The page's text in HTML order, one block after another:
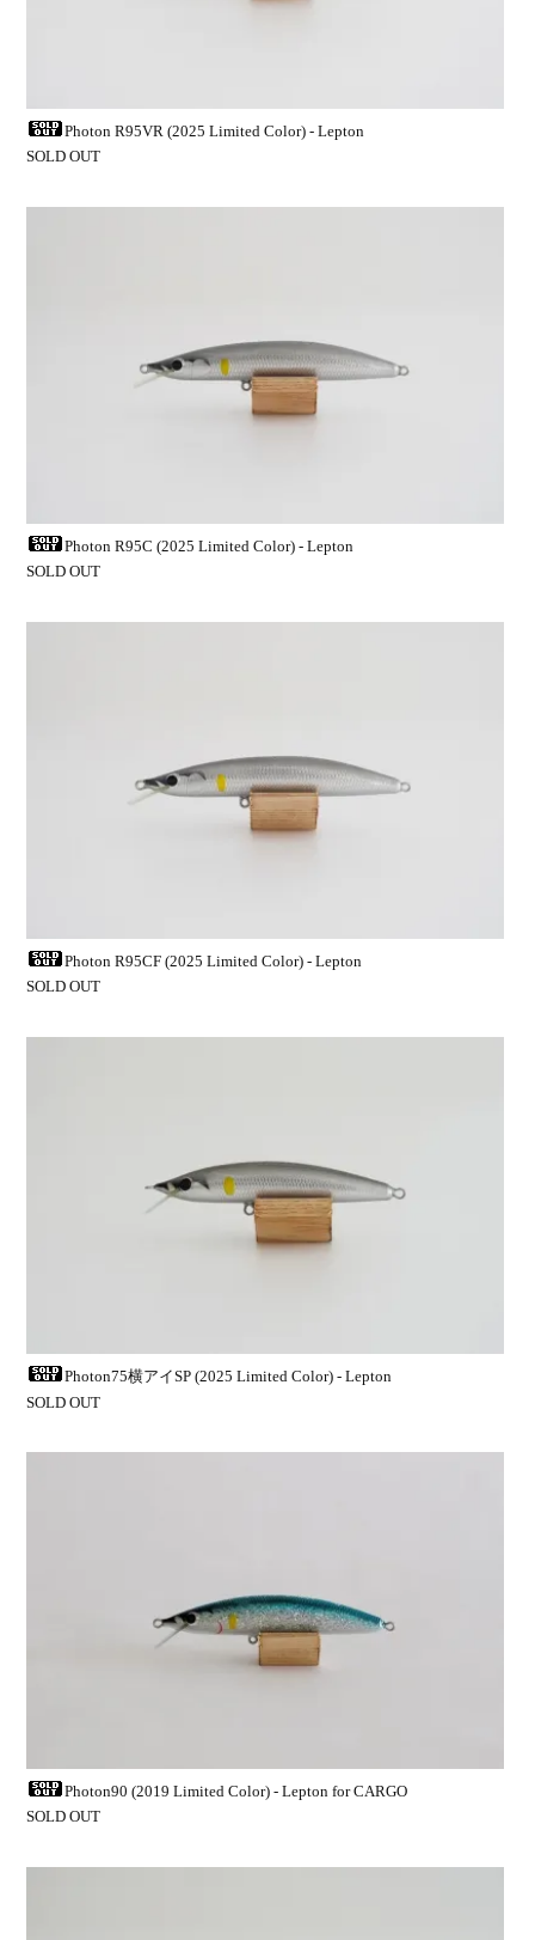
Photon R95VR (2025 Limited Color) - Lepton
SOLD OUT
Photon R95C (2025 Limited Color) - Lepton
SOLD OUT
Photon R95CF (2025 Limited Color) - Lepton
SOLD OUT
Photon75横アイSP (2025 Limited Color) - Lepton
SOLD OUT
Photon90 (2019 Limited Color) - Lepton for CARGO
SOLD OUT